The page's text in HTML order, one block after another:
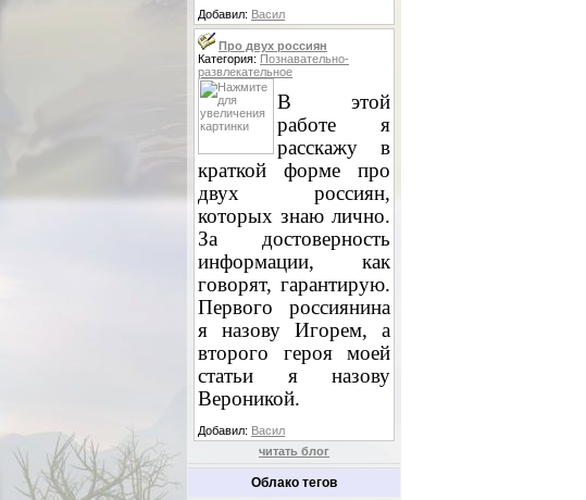
Добавил: Васил
Про двух россиян
Категория: Познавательно-
развлекательное
В этой
работе я
расскажу в
краткой форме про
двух россиян,
которых знаю лично.
За достоверность
информации, как
говорят, гарантирую.
Первого россиянина
я назову Игорем, а
второго героя моей
статьи я назову
Вероникой.
Добавил: Васил
читать блог
Облако тегов